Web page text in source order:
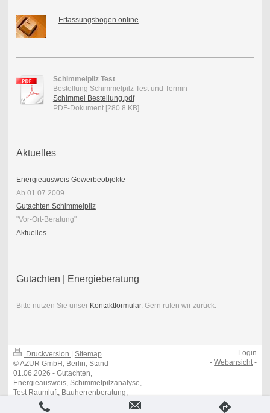
Erfassungsbogen online
Schimmelpilz Test
Bestellung Schimmelpilz Test und Termin
Schimmel Bestellung.pdf
PDF-Dokument [280.8 KB]
Aktuelles
Energieausweis Gewerbeobjekte
Ab 01.07.2009...
Gutachten Schimmelpilz
"Vor-Ort-Beratung"
Aktuelles
Gutachten | Energieberatung
Bitte nutzen Sie unser Kontaktformular. Gern rufen wir zurück.
Druckversion | Sitemap
© AZUR GmbH, Berlin, Stand
01.06.2026 - Gutachten,
Energieausweis, Schimmelpilzanalyse,
Test Raumluft, Bauherrenberatung,
Verkehrswertberechnung
Login
-Webansicht-